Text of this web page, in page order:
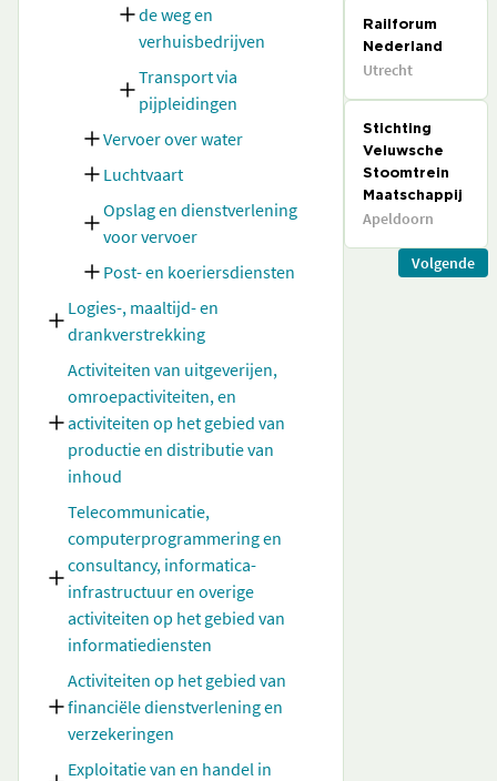
de weg en
verhuisbedrijven
Transport via
pijpleidingen
Vervoer over water
Luchtvaart
Opslag en dienstverlening
voor vervoer
Post- en koeriersdiensten
Logies-, maaltijd- en
drankverstrekking
Activiteiten van uitgeverijen,
omroepactiviteiten, en
activiteiten op het gebied van
productie en distributie van
inhoud
Telecommunicatie,
computerprogrammering en
consultancy, informatica-
infrastructuur en overige
activiteiten op het gebied van
informatiediensten
Activiteiten op het gebied van
financiële dienstverlening en
verzekeringen
Exploitatie van en handel in
Railforum
Nederland
Utrecht
Stichting
Veluwsche
Stoomtrein
Maatschappij
Apeldoorn
Volgende